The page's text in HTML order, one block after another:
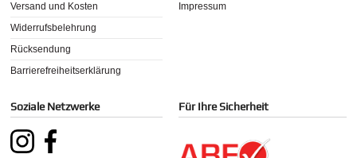
Versand und Kosten
Widerrufsbelehrung
Rücksendung
Barrierefreiheitserklärung
Impressum
Soziale Netzwerke Für Ihre Sicherheit